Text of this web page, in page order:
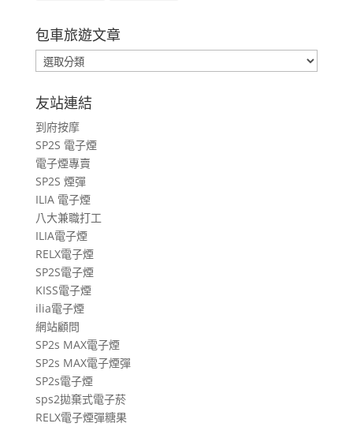
包車旅遊文章
包
車
旅
遊
文
章
友站連結
到府按摩
SP2S 電子煙
電子煙專賣
SP2S 煙彈
ILIA 電子煙
八大兼職打工
ILIA電子煙
RELX電子煙
SP2S電子煙
KISS電子煙
ilia電子煙
網站顧問
SP2s MAX電子煙
SP2s MAX電子煙彈
SP2s電子煙
sps2拋棄式電子菸
RELX電子煙彈糖果